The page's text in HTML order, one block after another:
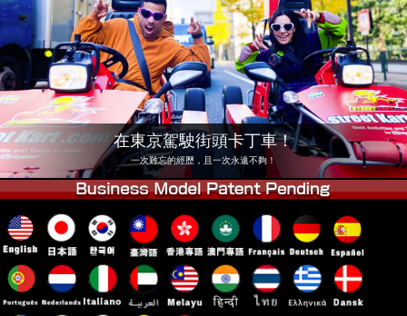
更換店鋪
東京 品川 #1 東京 秋葉原 #1
東京 秋葉原 #2 東京 澀谷
東京 澀谷分店 東京灣
東京 淺草 大阪
沖繩
在東京駕駛街頭卡丁車！
一次難忘的經歷，且一次永遠不夠！